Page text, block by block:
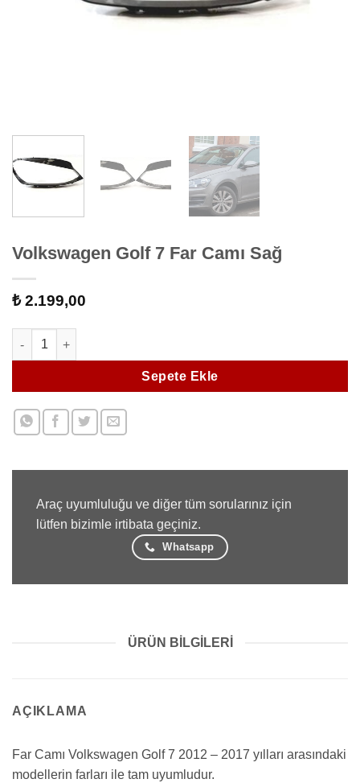
Volkswagen Golf 7 Far Camı Sağ
₺2.199,00
Volkswagen Golf 7 Far Camı Sağ adet
Sepete Ekle
Araç uyumluluğu ve diğer tüm sorularınız için
lütfen bizimle irtibata geçiniz.
Whatsapp
ÜRÜN BILGILERI
AÇIKLAMA
Far Camı Volkswagen Golf 7 2012 – 2017 yılları arasındaki
modellerin farları ile tam uyumludur.